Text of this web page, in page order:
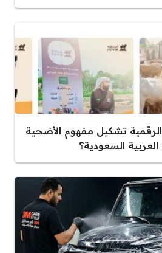
تشكيل مفهوم الأضحية
السعودية؟